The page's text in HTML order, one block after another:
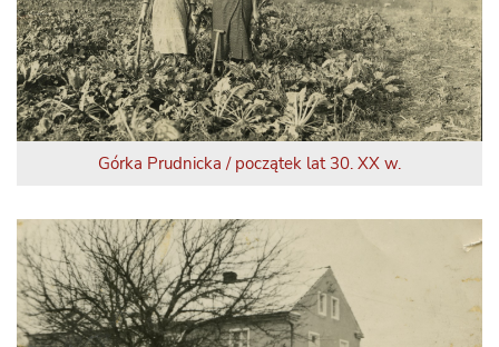
Górka Prudnicka / początek lat 30. XX w.